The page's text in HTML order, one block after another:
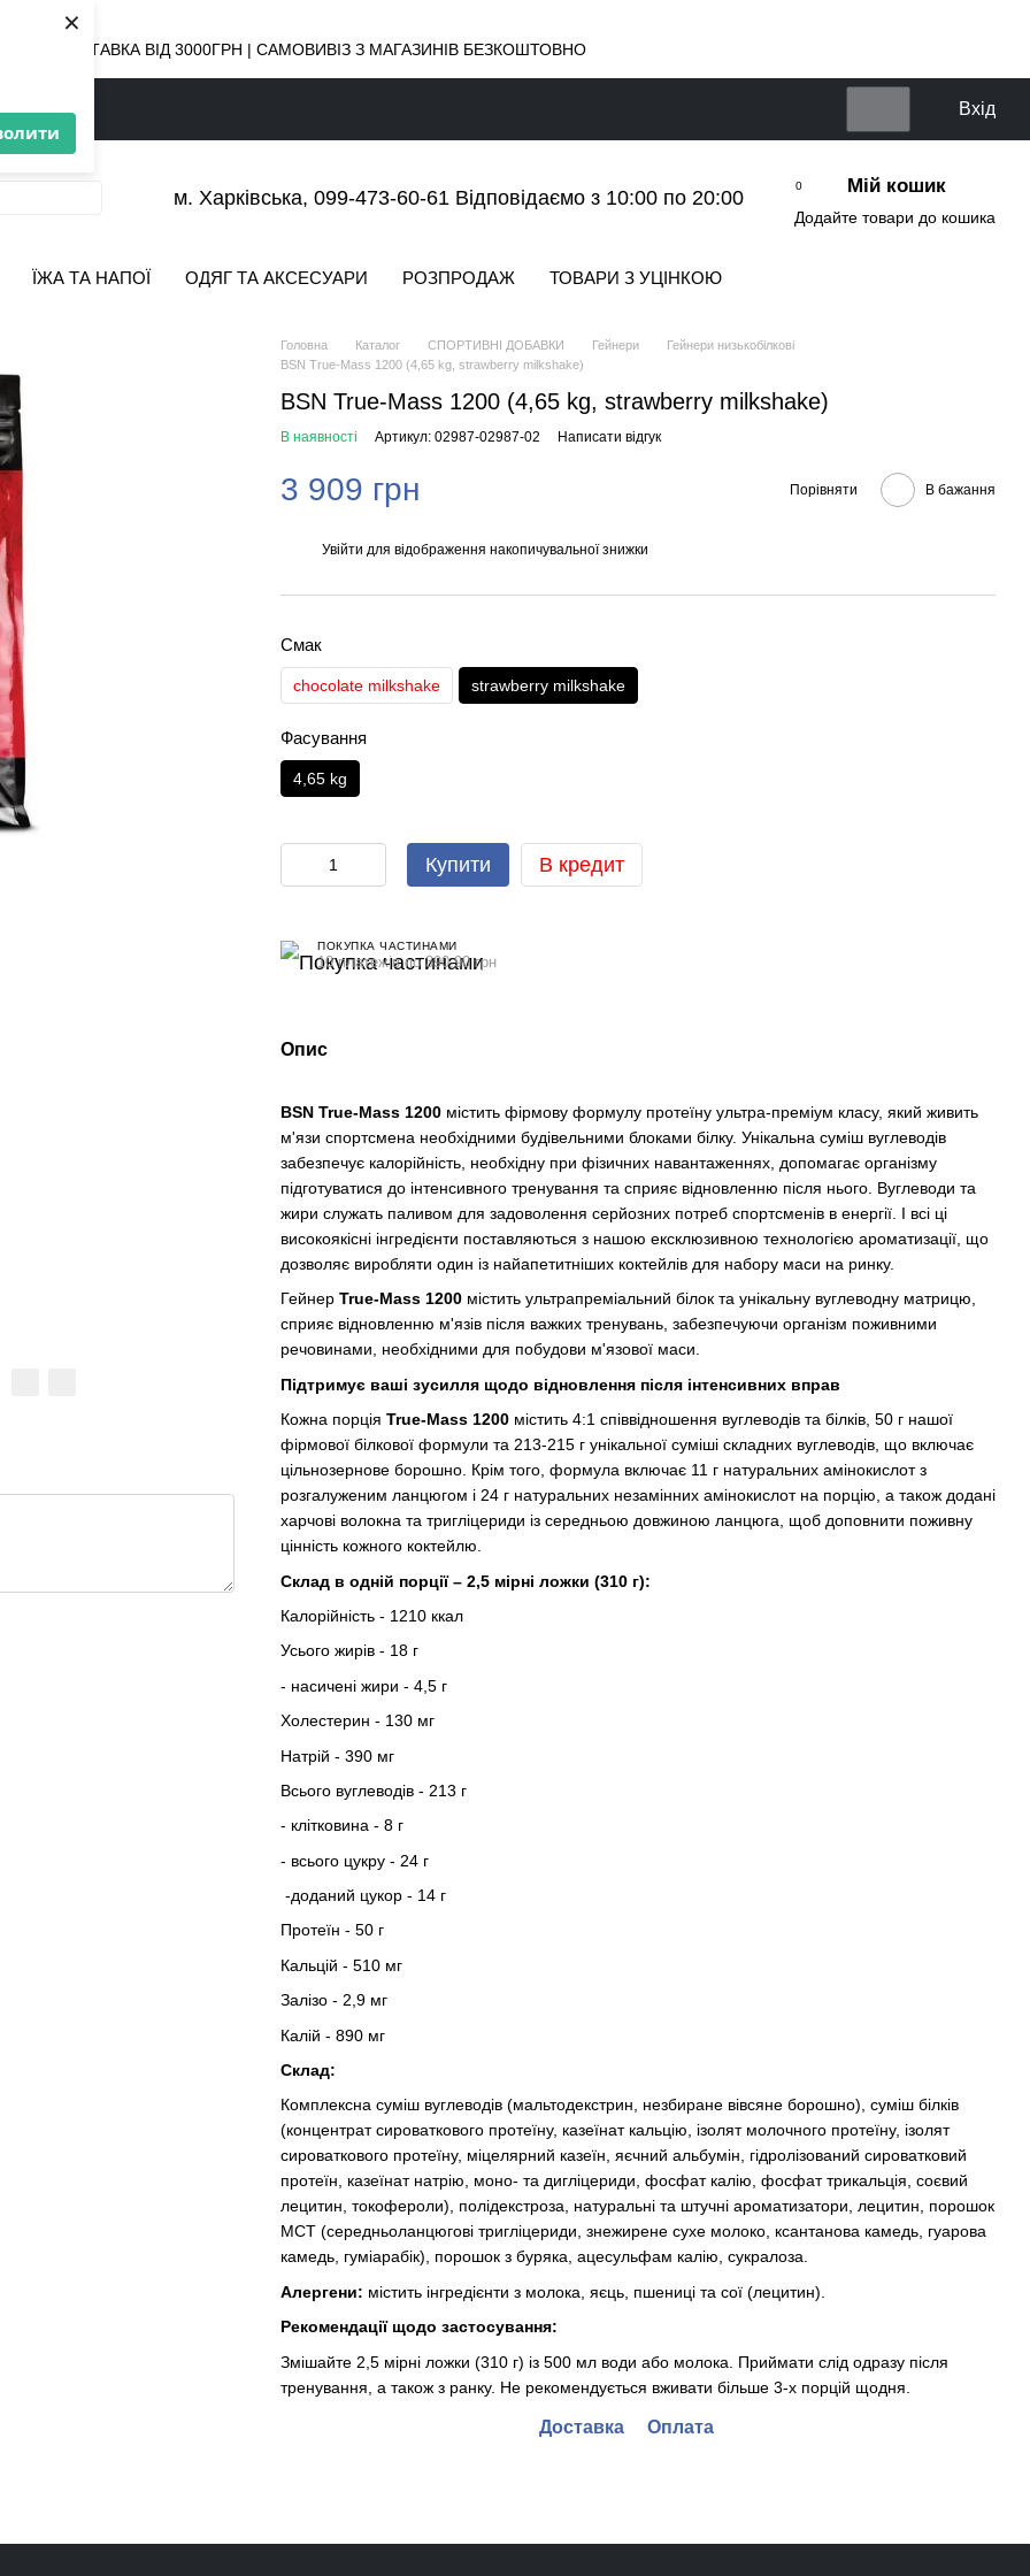
×
ДОСТАВКА ВІД 3000ГРН | САМОВИВІЗ З МАГАЗИНІВ БЕЗКОШТОВНО
Вхід
м. Харківська, 099-473-60-61 Відповідаємо з 10:00 по 20:00
0 Мій кошик
Додайте товари до кошика
ЇЖА ТА НАПОЇ ОДЯГ ТА АКСЕСУАРИ РОЗПРОДАЖ ТОВАРИ З УЦІНКОЮ
Головна Каталог СПОРТИВНІ ДОБАВКИ Гейнери
Гейнери низькобілкові
BSN True-Mass 1200 (4,65 kg, strawberry milkshake)
BSN True-Mass 1200 (4,65 kg, strawberry milkshake)
В наявності Артикул: 02987-02987-02 Написати відгук
3 909 грн Порівняти В бажання
Увійти для відображення накопичувальної знижки
Смак
chocolate milkshake strawberry milkshake
Фасування
4,65 kg
Купити В кредит
ПОКУПКА ЧАСТИНАМИ
10 платежів по 390.90 грн
Опис
BSN True-Mass 1200 містить фірмову формулу протеїну ультра-преміум класу, який живить
м'язи спортсмена необхідними будівельними блоками білку. Унікальна суміш вуглеводів
забезпечує калорійність, необхідну при фізичних навантаженнях, допомагає організму
підготуватися до інтенсивного тренування та сприяє відновленню після нього. Вуглеводи та
жири служать паливом для задоволення серйозних потреб спортсменів в енергії. І всі ці
високоякісні інгредієнти поставляються з нашою ексклюзивною технологією ароматизації, що
дозволяє виробляти один із найапетитніших коктейлів для набору маси на ринку.
Гейнер True-Mass 1200 містить ультрапреміальний білок та унікальну вуглеводну матрицю,
сприяє відновленню м'язів після важких тренувань, забезпечуючи організм поживними
речовинами, необхідними для побудови м'язової маси.
Підтримує ваші зусилля щодо відновлення після інтенсивних вправ
Кожна порція True-Mass 1200 містить 4:1 співвідношення вуглеводів та білків, 50 г нашої
фірмової білкової формули та 213-215 г унікальної суміші складних вуглеводів, що включає
цільнозернове борошно. Крім того, формула включає 11 г натуральних амінокислот з
розгалуженим ланцюгом і 24 г натуральних незамінних амінокислот на порцію, а також додані
харчові волокна та тригліцериди із середньою довжиною ланцюга, щоб доповнити поживну
цінність кожного коктейлю.
Склад в одній порції – 2,5 мірні ложки (310 г):
Калорійність - 1210 ккал
Усього жирів - 18 г
- насичені жири - 4,5 г
Холестерин - 130 мг
Натрій - 390 мг
Всього вуглеводів - 213 г
- клітковина - 8 г
- всього цукру - 24 г
-доданий цукор - 14 г
Протеїн - 50 г
Кальцій - 510 мг
Залізо - 2,9 мг
Калій - 890 мг
Склад:
Комплексна суміш вуглеводів (мальтодекстрин, незбиране вівсяне борошно), суміш білків
(концентрат сироваткового протеїну, казеїнат кальцію, ізолят молочного протеїну, ізолят
сироваткового протеїну, міцелярний казеїн, яєчний альбумін, гідролізований сироватковий
протеїн, казеїнат натрію, моно- та дигліцериди, фосфат калію, фосфат трикальція, соєвий
лецитин, токофероли), полідекстроза, натуральні та штучні ароматизатори, лецитин, порошок
MCT (середньоланцюгові тригліцериди, знежирене сухе молоко, ксантанова камедь, гуарова
камедь, гуміарабік), порошок з буряка, ацесульфам калію, сукралоза.
Алергени: містить інгредієнти з молока, яєць, пшениці та сої (лецитин).
Рекомендації щодо застосування:
Змішайте 2,5 мірні ложки (310 г) із 500 мл води або молока. Приймати слід одразу після
тренування, а також з ранку. Не рекомендується вживати більше 3-х порцій щодня.
Доставка Оплата